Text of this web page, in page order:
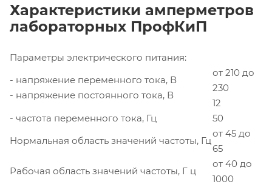
Характеристики амперметров
лабораторных ПрофКиП
Параметры электрического питания:
- напряжение переменного тока, В
- напряжение постоянного тока, В
от 210 до
230
12
- частота переменного тока, Гц
50
Нормальная область значений частоты, Гц
от 45 до
65
Рабочая область значений частоты, Г ц
от 40 до
1000